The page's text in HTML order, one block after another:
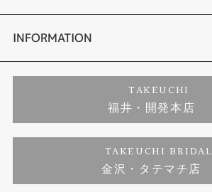
セットリング
婚約ネックレス
エタニティリング
プロポーズサポート
ブランドリスト
ジュエリーリフォーム
福井指輪工房｜手作りペアリング
会社概要
お客様の声
INFORMATION
プライバシーポリシー
TAKEUCHI
福井・開発本店
TAKEUCHI BRIDAL
金沢・タテマチ店